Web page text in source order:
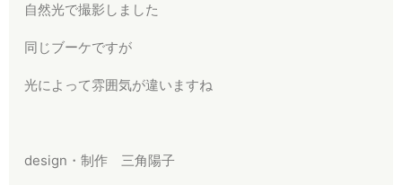
自然光で撮影しました
同じブーケですが
光によって雰囲気が違いますね
design・制作 三角陽子